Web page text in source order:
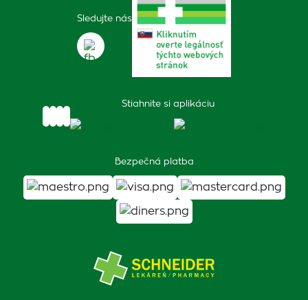
Sledujte nás
Stiahnite si aplikáciu
Bezpečná platba